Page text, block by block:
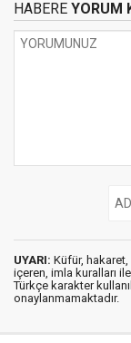
HABERE YORUM
UYARI: Küfür,
içeren, imla kuralları ile
Türkçe karakter
onaylanmamaktadır.